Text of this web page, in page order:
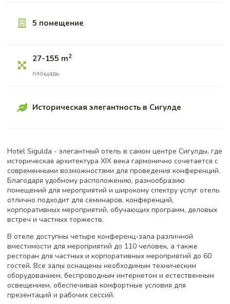
5 помещение
27-155 m2
площадь
Историческая элегантность в Сигулде
Hotel Sigulda - элегантный отель в самом центре Сигулды, где
историческая архитектура XIX века гармонично сочетается с
современными возможностями для проведения конференций.
Благодаря удобному расположению, разнообразию
помещений для мероприятий и широкому спектру услуг отель
отлично подходит для семинаров, конференций,
корпоративных мероприятий, обучающих программ, деловых
встреч и частных торжеств.
В отеле доступны четыре конференц-зала различной
вместимости для мероприятий до 110 человек, а также
ресторан для частных и корпоративных мероприятий до 60
гостей. Все залы оснащены необходимым техническим
оборудованием, беспроводным интернетом и естественным
освещением, обеспечивая комфортные условия для
презентаций и рабочих сессий.